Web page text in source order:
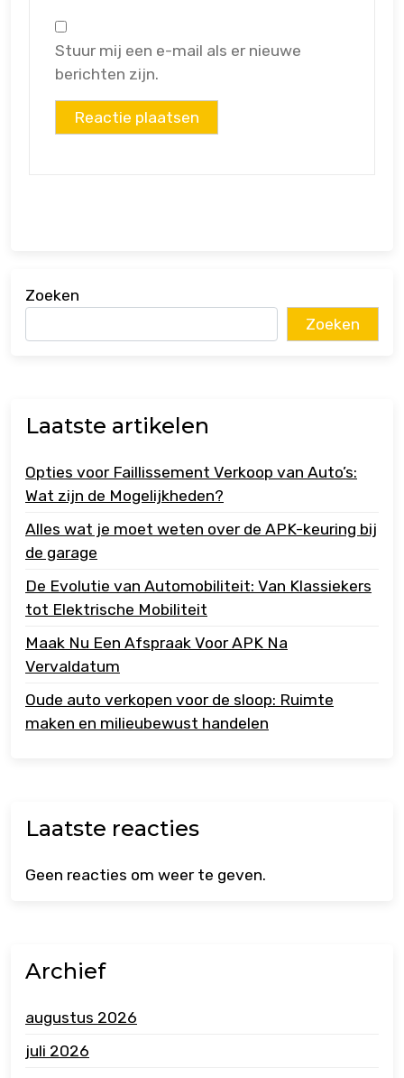
Stuur mij een e-mail als er nieuwe
berichten zijn.
Zoeken
Zoeken
Laatste artikelen
Opties voor Faillissement Verkoop van Auto’s:
Wat zijn de Mogelijkheden?
Alles wat je moet weten over de APK-keuring bij
de garage
De Evolutie van Automobiliteit: Van Klassiekers
tot Elektrische Mobiliteit
Maak Nu Een Afspraak Voor APK Na
Vervaldatum
Oude auto verkopen voor de sloop: Ruimte
maken en milieubewust handelen
Laatste reacties
Geen reacties om weer te geven.
Archief
augustus 2026
juli 2026